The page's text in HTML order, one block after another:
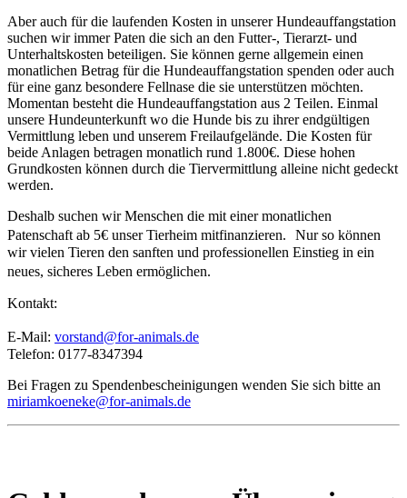
Aber auch für die laufenden Kosten in unserer Hundeauffangstation
suchen wir immer Paten die sich an den Futter-, Tierarzt- und
Unterhaltskosten beteiligen. Sie können gerne allgemein einen
monatlichen Betrag für die Hundeauffangstation spenden oder auch
für eine ganz besondere Fellnase die sie unterstützen möchten.
Momentan besteht die Hundeauffangstation aus 2 Teilen. Einmal
unsere Hundeunterkunft wo die Hunde bis zu ihrer endgültigen
Vermittlung leben und unserem Freilaufgelände. Die Kosten für
beide Anlagen betragen monatlich rund 1.800€. Diese hohen
Grundkosten können durch die Tiervermittlung alleine nicht gedeckt
werden.
Deshalb suchen wir Menschen die mit einer monatlichen
Patenschaft ab 5€ unser Tierheim mitfinanzieren. Nur so können
wir vielen Tieren den sanften und professionellen Einstieg in ein
neues, sicheres Leben ermöglichen.
Kontakt:
E-Mail: vorstand@for-animals.de
Telefon: 0177-8347394
Bei Fragen zu Spendenbescheinigungen wenden Sie sich bitte an
miriamkoeneke@for-animals.de